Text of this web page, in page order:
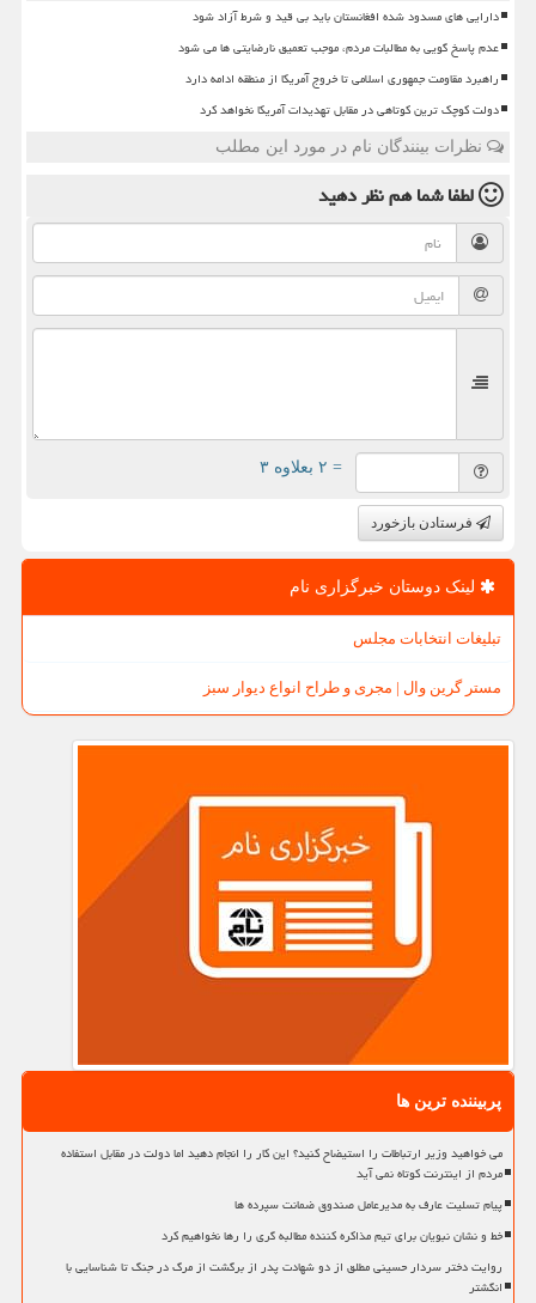
دارایی های مسدود شده افغانستان باید بی قید و شرط آزاد شود
عدم پاسخ گویی به مطالبات مردم، موجب تعمیق نارضایتی ها می شود
راهبرد مقاومت جمهوری اسلامی تا خروج آمریکا از منطقه ادامه دارد
دولت کوچک ترین کوتاهی در مقابل تهدیدات آمریکا نخواهد کرد
نظرات بینندگان نام در مورد این مطلب
لطفا شما همنظر دهید
= ۲ بعلاوه ۳
فرستادن بازخورد
لینک دوستان خبرگزاری نام
تبلیغات انتخابات مجلس
مستر گرین وال | مجری و طراح انواع دیوار سبز
پربیننده ترین ها
می خواهید وزیر ارتباطات را استیضاح کنید؟ این کار را انجام دهید اما دولت در مقابل استفاده
مردم از اینترنت کوتاه نمی آید
پیام تسلیت عارف به مدیرعامل صندوق ضمانت سپرده ها
خط و نشان نبویان برای تیم مذاکره کننده مطالبه گری را رها نخواهیم کرد
روایت دختر سردار حسینی مطلق از دو شهادت پدر از برگشت از مرگ در جنگ تا شناسایی با
انگشتر